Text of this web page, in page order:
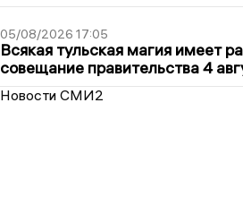
05/08/2026 17:05
Всякая тульская магия имеет
совещание правительства 4
Новости СМИ2